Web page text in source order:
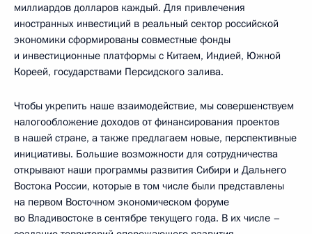
миллиардов долларов каждый. Для привлечения
иностранных инвестиций в реальный сектор российской
экономики сформированы совместные фонды
и инвестиционные платформы с Китаем, Индией, Южной
Кореей, государствами Персидского залива.
Чтобы укрепить наше взаимодействие, мы совершенствуем
налогообложение доходов от финансирования проектов
в нашей стране, а также предлагаем новые, перспективные
инициативы. Большие возможности для сотрудничества
открывают наши программы развития Сибири и Дальнего
Востока России, которые в том числе были представлены
на первом Восточном экономическом форуме
во Владивостоке в сентябре текущего года. В их числе –